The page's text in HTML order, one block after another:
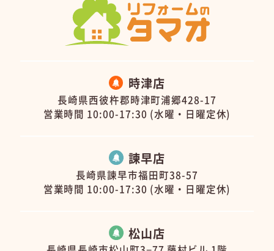
時津店
長崎県西彼杵郡時津町浦郷428-17
営業時間 10:00-17:30 (水曜・日曜定休)
諫早店
長崎県諫早市福田町38-57
営業時間 10:00-17:30 (水曜・日曜定休)
松山店